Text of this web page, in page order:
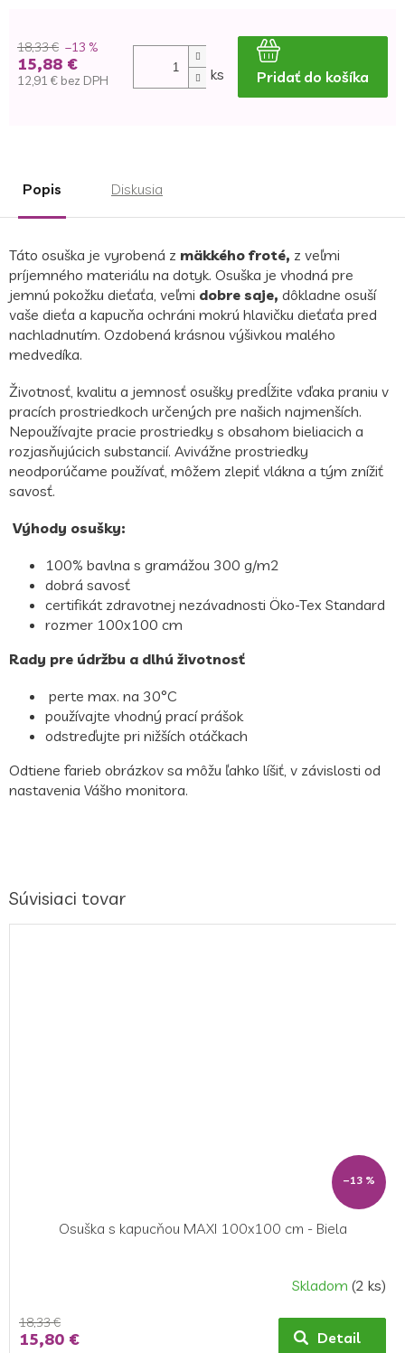
18,33 € –13 %
15,88 €
12,91 € bez DPH ks Pridať do košíka
Popis Diskusia
Táto osuška je vyrobená z mäkkého froté, z veľmi
príjemného materiálu na dotyk. Osuška je vhodná pre
jemnú pokožku dieťaťa, veľmi dobre saje, dôkladne osuší
vaše dieťa a kapucňa ochráni mokrú hlavičku dieťaťa pred
nachladnutím. Ozdobená krásnou výšivkou malého
medvedíka.
Životnosť, kvalitu a jemnosť osušky predĺžite vďaka praniu v
pracích prostriedkoch určených pre našich najmenších.
Nepoužívajte pracie prostriedky s obsahom bieliacich a
rozjasňujúcich substancií. Avivážne prostriedky
neodporúčame používať, môžem zlepiť vlákna a tým znížiť
savosť.
Výhody osušky:
100% bavlna s gramážou 300 g/m2
dobrá savosť
certifikát zdravotnej nezávadnosti Öko-Tex Standard
rozmer 100x100 cm
Rady pre údržbu a dlhú životnosť
perte max. na 30°C
používajte vhodný prací prášok
odstreďujte pri nižších otáčkach
Odtiene farieb obrázkov sa môžu ľahko líšiť, v závislosti od
nastavenia Vášho monitora.
Súvisiaci tovar
–13 %
Osuška s kapucňou MAXI 100x100 cm - Biela
Skladom (2 ks)
18,33 €
15,80 € Detail